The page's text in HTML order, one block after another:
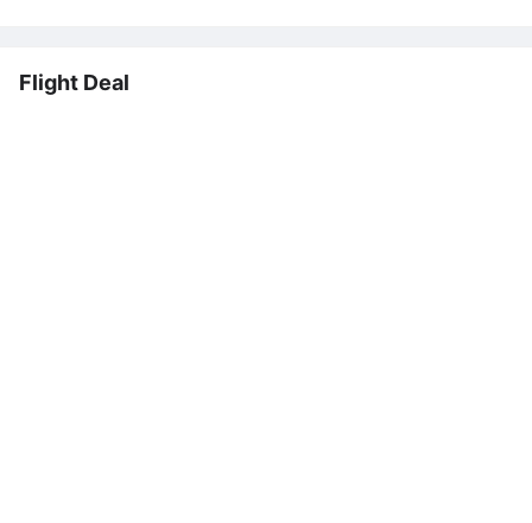
Flight Deal